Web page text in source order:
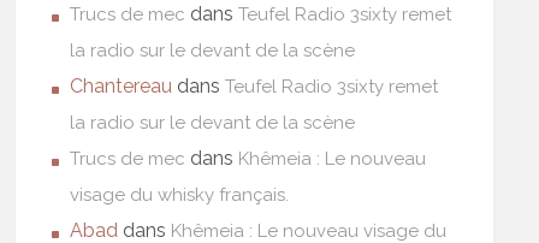
Trucs de mec dansTeufel Radio 3sixty remet
la radio sur le devant de la scène
Chantereau dansTeufel Radio 3sixty remet
la radio sur le devant de la scène
Trucs de mec dans Khêmeia : Le nouveau
visage du whisky français.
Abad dans Khêmeia : Le nouveau visage du